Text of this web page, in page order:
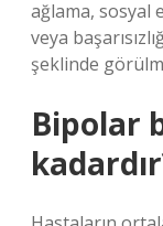
ağlama, sosyal
veya
şeklinde
Bipolar